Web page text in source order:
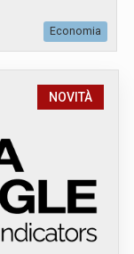
Economia
NOVITÀ